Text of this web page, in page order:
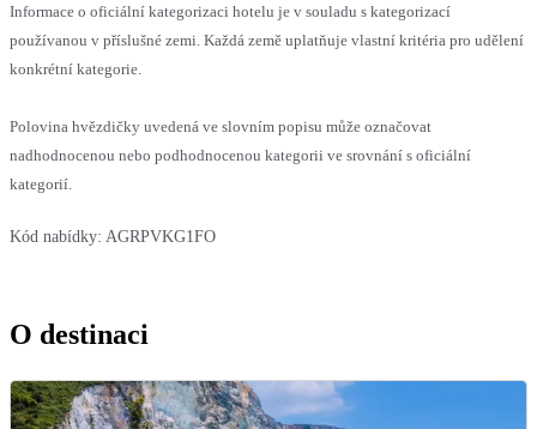
Informace o oficiální kategorizaci hotelu je v souladu s kategorizací
používanou v příslušné zemi. Každá země uplatňuje vlastní kritéria pro udělení
konkrétní kategorie.
Polovina hvězdičky uvedená ve slovním popisu může označovat
nadhodnocenou nebo podhodnocenou kategorii ve srovnání s oficiální
kategorií.
Kód nabídky: AGRPVKG1FO
O destinaci